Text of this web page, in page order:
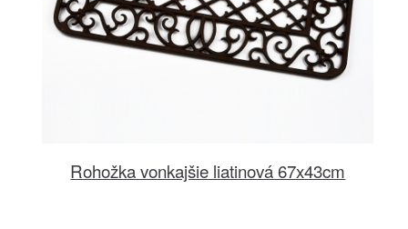
Rohožka vonkajšie liatinová 67x43cm